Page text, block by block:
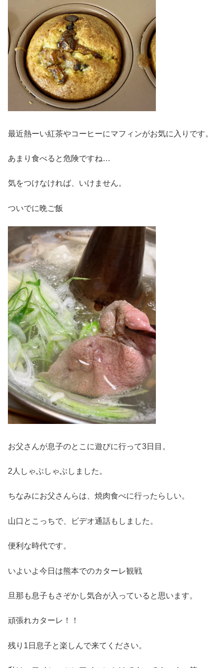
最近熱ーい紅茶やコーヒーにマフィンがお気に入りです。
あまり食べると危険ですね…
気をつけなければ、いけません。
ついでに晩ご飯
お父さんが息子のとこに遊びに行って3日目。
2人しゃぶしゃぶしました。
ちなみにお父さんらは、焼肉食べに行ったらしい。
山口とこっちで、ビデオ通話もしました。
便利な時代です。
いよいよ今日は熊本でのカターレ観戦
旦那も息子もさぞかし気合が入っていると思います。
頑張れカターレ！！
残り1日息子と楽しんで来てください。